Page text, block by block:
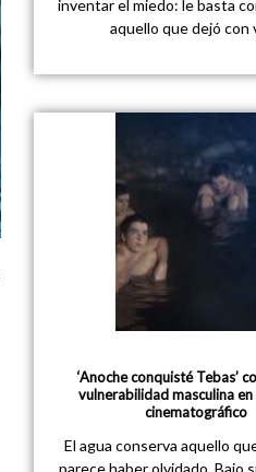
inventar el miedo: le basta
aquello que dejó con
‘Anoche conquisté Tebas’
vulnerabilidad masculina
cinematográfico
El agua conserva aquello
parece haber olvidado. Bajo